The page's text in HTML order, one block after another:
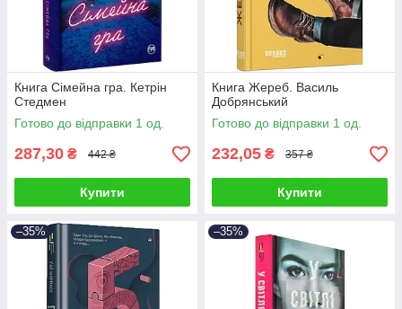
Книга Сімейна гра. Кетрін
Стедмен
Готово до відправки 1 од.
287,30 ₴ 442 ₴
Купити
Книга Жереб. Василь
Добрянський
Готово до відправки 1 од.
232,05 ₴ 357 ₴
Купити
–35% –35%